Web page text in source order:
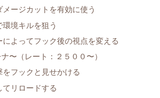
メージカットを有効に使う
環境キルを狙う
によってフック後の視点を変える
〜（レート：２５００〜）
をフックと見せかける
てリロードする